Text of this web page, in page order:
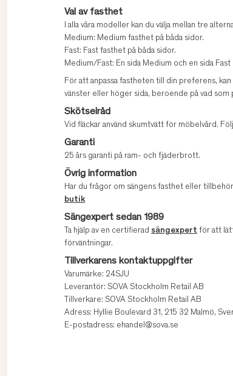
Val av fasthet
I alla våra modeller kan du välja mellan tre
Medium: Medium fasthet på båda sidor.
Fast: Fast fasthet på båda sidor.
Medium/Fast: En sida Medium och en sida
För att anpassa fastheten till din preferens,
vänster eller höger sida, beroende på vad som
Skötselråd
Vid fläckar använd skumtvätt för möbelvård.
Garanti
25 års garanti på ram- och fjäderbrott.
Övrig information
Har du frågor om sängens fasthet eller
butik
Sängexpert sedan 1989
Ta hjälp av en certifierad sängexpert för att
förväntningar.
Tillverkarens kontaktuppgifter
Varumärke: 24SJU
Leverantör: SOVA Stockholm Retail AB
Tillverkare: SOVA Stockholm Retail AB
Adress: Hyllie Boulevard 31, 215 32 Malmö,
E-postadress: ehandel@sova.se